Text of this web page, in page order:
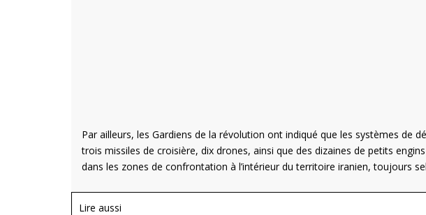
Par ailleurs, les Gardiens de la révolution ont indiqué que les systèmes de
trois missiles de croisière, dix drones, ainsi que des dizaines de petits
dans les zones de confrontation à l’intérieur du territoire iranien, toujours
Lire aussi